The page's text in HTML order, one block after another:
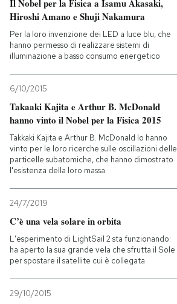
Il Nobel per la Fisica a Isamu Akasaki,
Hiroshi Amano e Shuji Nakamura
Per la loro invenzione dei LED a luce blu, che
hanno permesso di realizzare sistemi di
illuminazione a basso consumo energetico
6/10/2015
Takaaki Kajita e Arthur B. McDonald
hanno vinto il Nobel per la Fisica 2015
Takkaki Kajita e Arthur B. McDonald lo hanno
vinto per le loro ricerche sulle oscillazioni delle
particelle subatomiche, che hanno dimostrato
l'esistenza della loro massa
24/7/2019
C’è una vela solare in orbita
L'esperimento di LightSail 2 sta funzionando:
ha aperto la sua grande vela che sfrutta il Sole
per spostare il satellite cui è collegata
29/10/2015